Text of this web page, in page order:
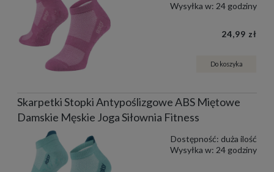
Wysyłka w: 24 godziny
24,99 zł
Do koszyka
Skarpetki Stopki Antypoślizgowe ABS Miętowe
Damskie Męskie Joga Siłownia Fitness
Dostępność: duża ilość
Wysyłka w: 24 godziny